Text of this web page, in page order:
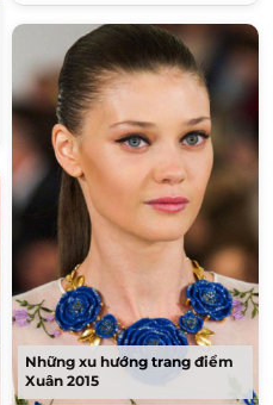
Những xu hướng trang điểm
Xuân 2015